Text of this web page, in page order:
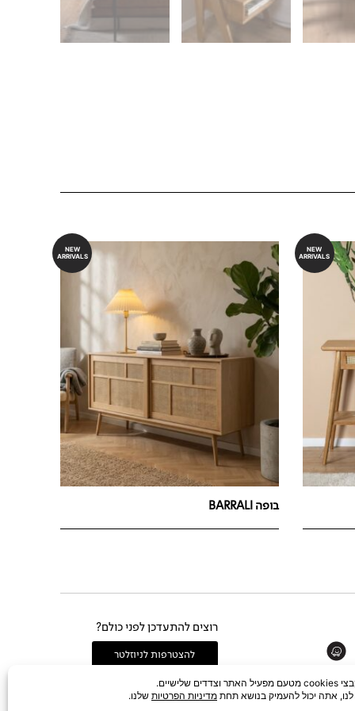
NEW
ARRIVALS
NEW
ARRIVALS
בופה BARRALI
רוצים להתעדכן לפני כולם?
להצטרפות לניוזלטר